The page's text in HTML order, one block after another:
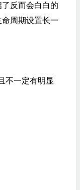
反而会白白的
周期设置长一
不一定有明显